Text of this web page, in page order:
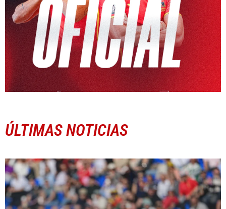
ÚLTIMAS NOTICIAS